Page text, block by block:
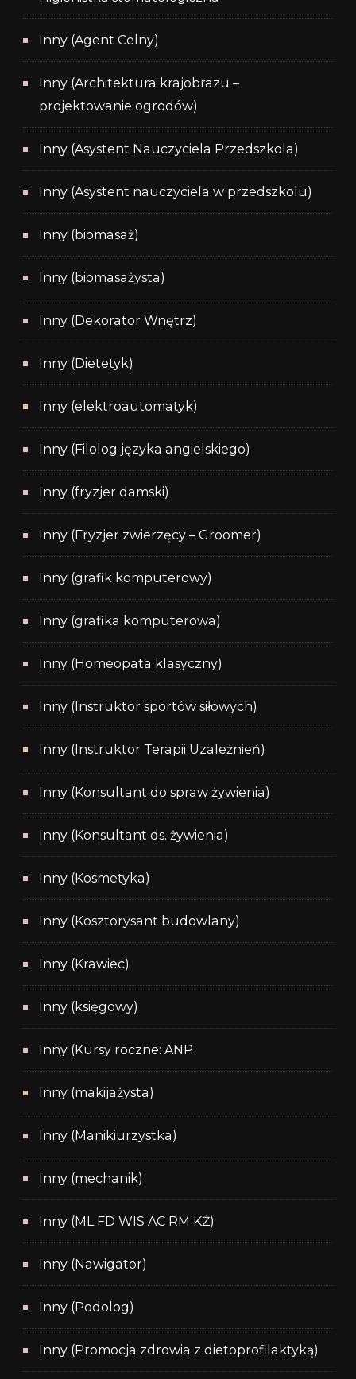
Inny (Agent Celny)
Inny (Architektura krajobrazu –
projektowanie ogrodów)
Inny (Asystent Nauczyciela Przedszkola)
Inny (Asystent nauczyciela w przedszkolu)
Inny (biomasaż)
Inny (biomasażysta)
Inny (Dekorator Wnętrz)
Inny (Dietetyk)
Inny (elektroautomatyk)
Inny (Filolog języka angielskiego)
Inny (fryzjer damski)
Inny (Fryzjer zwierzęcy – Groomer)
Inny (grafik komputerowy)
Inny (grafika komputerowa)
Inny (Homeopata klasyczny)
Inny (Instruktor sportów siłowych)
Inny (Instruktor Terapii Uzależnień)
Inny (Konsultant do spraw żywienia)
Inny (Konsultant ds. żywienia)
Inny (Kosmetyka)
Inny (Kosztorysant budowlany)
Inny (Krawiec)
Inny (księgowy)
Inny (Kursy roczne: ANP
Inny (makijażysta)
Inny (Manikiurzystka)
Inny (mechanik)
Inny (ML FD WIS AC RM KŻ)
Inny (Nawigator)
Inny (Podolog)
Inny (Promocja zdrowia z dietoprofilaktyką)